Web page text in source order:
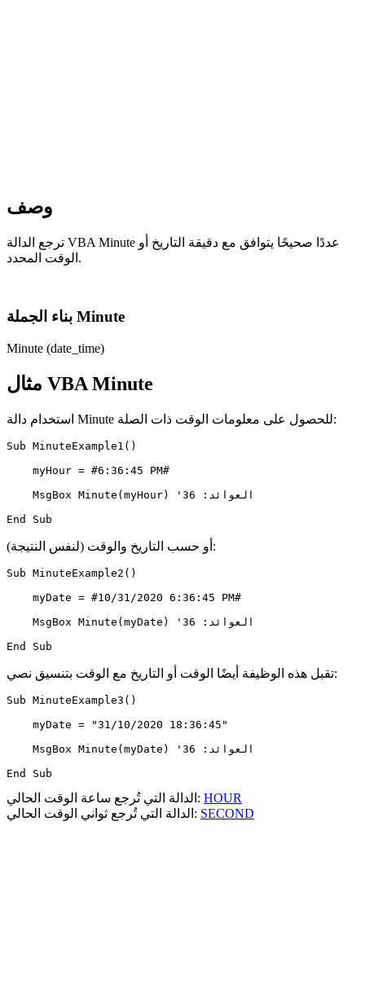
وصف
ترجع الدالة VBA Minute عددًا صحيحًا يتوافق مع دقيقة التاريخ أو
الوقت المحدد.
بناء الجملة Minute
Minute (date_time)
مثال VBA Minute
استخدام دالة Minute للحصول على معلومات الوقت ذات الصلة:
Sub MinuteExample1()
    myHour = #6:36:45 PM#
    MsgBox Minute(myHour) 'العوائد: 36
أو حسب التاريخ والوقت (لنفس النتيجة):
Sub MinuteExample2()
    myDate = #10/31/2020 6:36:45 PM#
    MsgBox Minute(myDate) 'العوائد: 36
تقبل هذه الوظيفة أيضًا الوقت أو التاريخ مع الوقت بتنسيق نصي:
Sub MinuteExample3()
    myDate = "31/10/2020 18:36:45"
    MsgBox Minute(myDate) 'العوائد: 36
الدالة التي تُرجع ساعة الوقت الحالي: HOUR
الدالة التي تُرجع ثواني الوقت الحالي: SECOND